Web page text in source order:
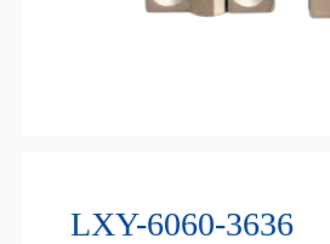
LXY-6060-3636